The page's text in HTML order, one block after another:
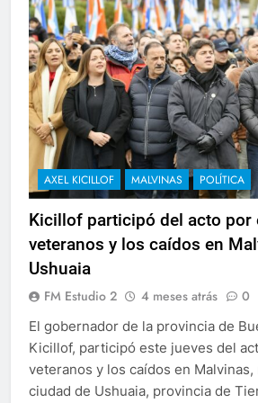
AXEL KICILLOF MALVINAS POLÍTICA
Kicillof participó del acto por
veteranos y los caídos en
Ushuaia
FM Estudio 2 4 meses atrás 0
El gobernador de la provincia de
Kicillof, participó este jueves del
veteranos y los caídos en
ciudad de Ushuaia, provincia de